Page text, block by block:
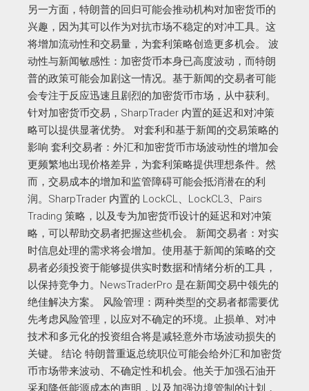
另一方面，特朗普的回归可能会推动机构对加密货币的
兴趣，因为其可以作为对抗市场不稳定的对冲工具。这
将增加流动性和交易量，为套利策略创造更多机会。 波
动性与新闻敏感性：加密货币本身已高度波动，而特朗
普的政策可能会加剧这一情况。基于新闻的交易者可能
会专注于反应迅速且剧烈的加密货币市场，从中获利。
针对加密货币交易，SharpTrader 内置的延迟和对冲策
略可以提供显著优势。 对套利和基于新闻的交易策略的
影响 套利交易者：外汇和加密货币市场波动性的增加会
更频繁地出现价格差异，为套利策略提供理想条件。然
而，交易成本的增加和监管障碍可能会抵消潜在的利
润。SharpTrader 内置的 LockCL、LockCL3、Pairs
Trading 策略，以及专为加密货币设计的延迟和对冲策
略，可以帮助交易者把握这些机会。 新闻交易者：对实
时信息处理的需求将会增加。使用基于新闻的策略的交
易者必须投资于能够提供实时数据和情绪分析的工具，
以保持竞争力。NewsTraderPro 是在新闻交易中领先的
绝佳解决方案。 风险管理：两种类型的交易者都需要优
先考虑风险管理，以应对不确定的环境。止损单、对冲
技术和多元化的投资组合将是减轻意外市场波动损失的
关键。 结论 特朗普重返总统职位可能会给外汇和加密货
币市场带来波动、不确定性和机会。他关于加强石油开
采和降低能源成本的声明，以及加强边境管制的计划，